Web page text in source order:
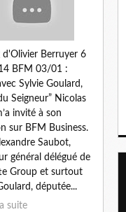
d'Olivier Berruyer 6
BFM 03/01 :
Sylvie Goulard,
Seigneur” Nicolas
invité à son
sur BFM Business.
Saubot,
général délégué de
Group et surtout
députée...
suite